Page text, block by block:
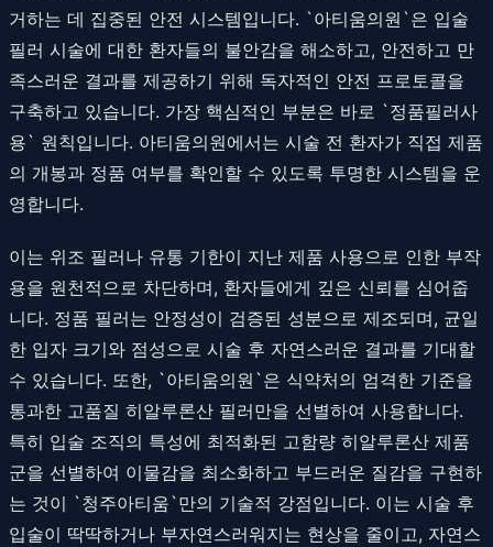
거하는 데 집중된 안전 시스템입니다. `아티움의원`은 입술
필러 시술에 대한 환자들의 불안감을 해소하고, 안전하고 만
족스러운 결과를 제공하기 위해 독자적인 안전 프로토콜을
구축하고 있습니다. 가장 핵심적인 부분은 바로 `정품필러사
용` 원칙입니다. 아티움의원에서는 시술 전 환자가 직접 제품
의 개봉과 정품 여부를 확인할 수 있도록 투명한 시스템을 운
영합니다.
이는 위조 필러나 유통 기한이 지난 제품 사용으로 인한 부작
용을 원천적으로 차단하며, 환자들에게 깊은 신뢰를 심어줍
니다. 정품 필러는 안정성이 검증된 성분으로 제조되며, 균일
한 입자 크기와 점성으로 시술 후 자연스러운 결과를 기대할
수 있습니다. 또한, `아티움의원`은 식약처의 엄격한 기준을
통과한 고품질 히알루론산 필러만을 선별하여 사용합니다.
특히 입술 조직의 특성에 최적화된 고함량 히알루론산 제품
군을 선별하여 이물감을 최소화하고 부드러운 질감을 구현하
는 것이 `청주아티움`만의 기술적 강점입니다. 이는 시술 후
입술이 딱딱하거나 부자연스러워지는 현상을 줄이고, 자연스